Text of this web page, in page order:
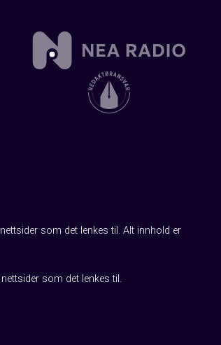
som det lenkes til. Alt innhold er
som det lenkes til.